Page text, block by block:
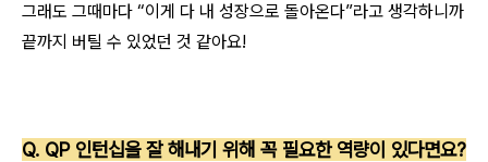
그래도 그때마다 “이게 다 내 성장으로 돌아온다”라고 생각하니까
끝까지 버틸 수 있었던 것 같아요!
Q. QP 인턴십을 잘 해내기 위해 꼭 필요한 역량이 있다면요?